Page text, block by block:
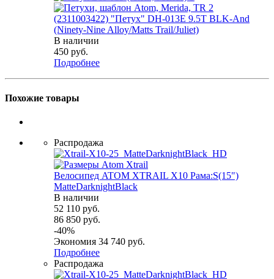
(2311003422) "Петух" DH-013E 9.5T BLK-And
(Ninety-Nine Alloy/Matts Trail/Juliet)
В наличии
450 руб.
Подробнее
Похожие товары
Распродажа
Велосипед ATOM XTRAIL X10 Рама:S(15")
MatteDarknightBlack
В наличии
52 110 руб.
86 850 руб.
-40%
Экономия 34 740 руб.
Подробнее
Распродажа